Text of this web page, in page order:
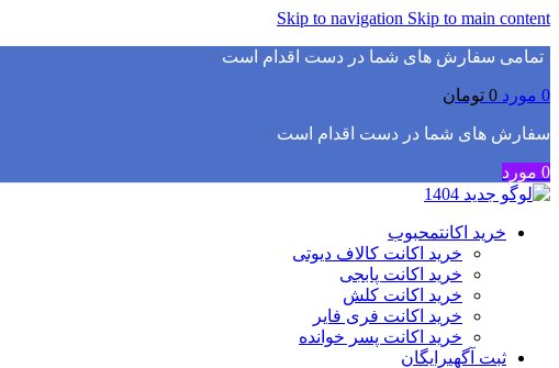
Skip to navigation Skip to main content
▫️تمامی سفارش های شما در دست اقدام است✅
0 مورد 0 تومان
سفارش های شما در دست اقدام است✅
0 مورد
خرید اکانتمحبوب
خرید اکانت کالاف دیوتی
خرید اکانت پابجی
خرید اکانت کلش
خرید اکانت فری فایر
خرید اکانت پسر خوانده
ثبت آگهیرایگان